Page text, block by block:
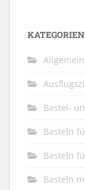
KATEGORIEN
Allgemein
Bastel-
Basteln
Basteln
Basteln